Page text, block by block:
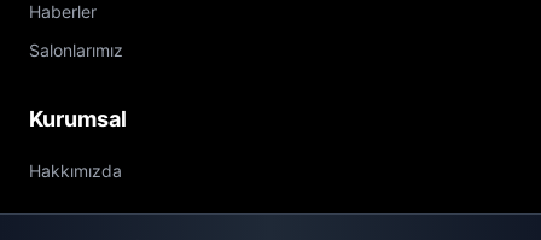
Haberler
Salonlarımız
Kurumsal
Hakkımızda